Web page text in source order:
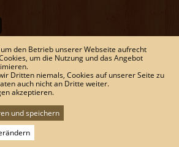
den Betrieb unserer Webseite aufrecht
um die Nutzung und das Angebot
Dritten niemals, Cookies auf unserer Seite zu
auch nicht an Dritte weiter.
akzeptieren.
und speichern